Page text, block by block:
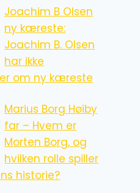
Joachim B Olsen
ny kæreste:
Joachim B. Olsen
har ikke
om ny kæreste
Marius Borg Høiby
far – Hvem er
Morten Borg, og
hvilken rolle spiller
historie?